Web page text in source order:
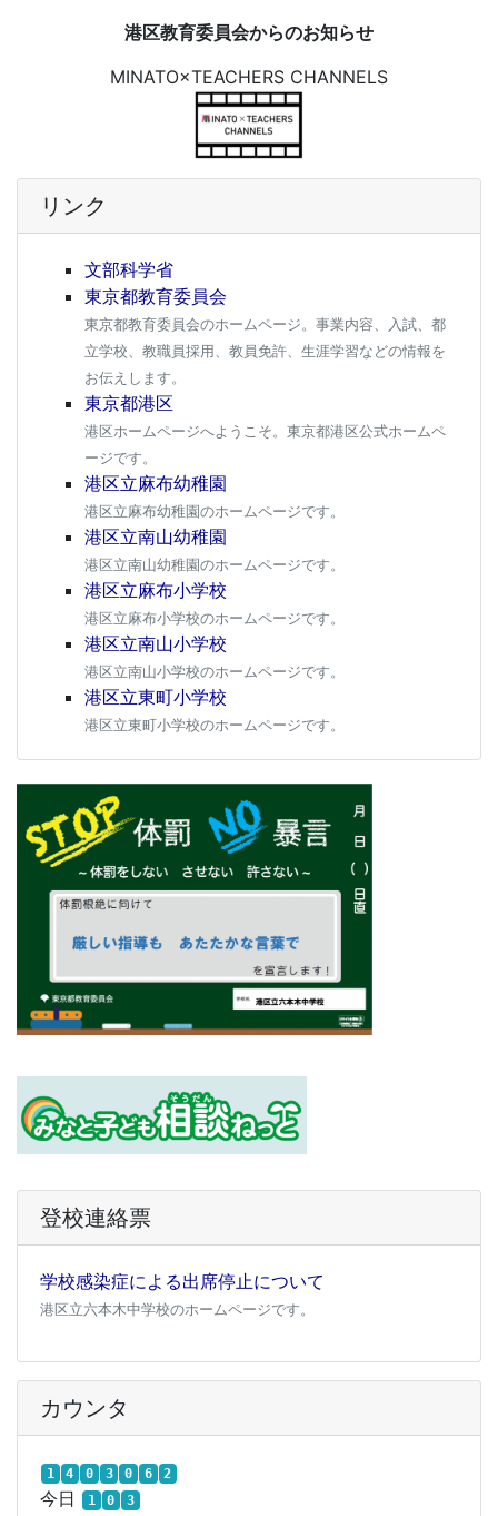
港区教育委員会からのお知らせ
MINATO×TEACHERS CHANNELS
リンク
文部科学省
東京都教育委員会
東京都教育委員会のホームページ。事業内容、入試、都
立学校、教職員採用、教員免許、生涯学習などの情報を
お伝えします。
東京都港区
港区ホームページへようこそ。東京都港区公式ホームペ
ージです。
港区立麻布幼稚園
港区立麻布幼稚園のホームページです。
港区立南山幼稚園
港区立南山幼稚園のホームページです。
港区立麻布小学校
港区立麻布小学校のホームページです。
港区立南山小学校
港区立南山小学校のホームページです。
港区立東町小学校
港区立東町小学校のホームページです。
登校連絡票
学校感染症による出席停止について
港区立六本木中学校のホームページです。
カウンタ
1 4 0 3 0 6 2
今日 1 0 3